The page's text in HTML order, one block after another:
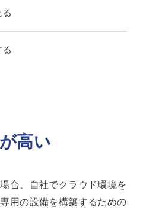
高い
合、自社でクラウド環境を
用の設備を構築するための